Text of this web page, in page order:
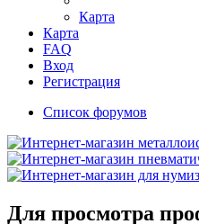
Карта
Карта
FAQ
Вход
Регистрация
Список форумов
Для просмотра